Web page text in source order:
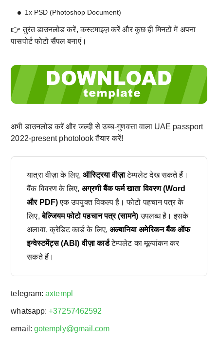
1x PSD (Photoshop Document)
👉 तुरंत डाउनलोड करें, कस्टमाइज़ करें और कुछ ही मिनटों में अपना
पासपोर्ट फोटो सैंपल बनाएं।
अभी डाउनलोड करें और जल्दी से उच्च-गुणवत्ता वाला UAE passport
2022-present photolook तैयार करें!
यात्रा वीज़ा के लिए,ऑस्ट्रिया वीज़ाटेम्पलेट देख सकते हैं।
बैंक विवरण के लिए, अग्रणी बैंक फर्म खाता विवरण (Word
और PDF)एक उपयुक्त विकल्प है। फोटो पहचान पत्र के
लिए,बेल्जियम फोटो पहचान पत्र (सामने) उपलब्ध है। इसके
अलावा, क्रेडिट कार्ड के लिए, अल्बानिया अमेरिकन बैंक ऑफ
इन्वेस्टमेंट्स (ABI) वीज़ा कार्डटेम्पलेट का मूल्यांकन कर
सकते हैं।
telegram:axtempl
whatsapp:+37257462592
email: gotemply@gmail.com